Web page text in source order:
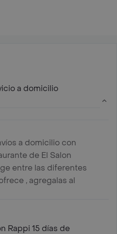
a domicilio
a domicilio con
de El Salon
entre las diferentes
, agregalas al
Rappi 15 días de